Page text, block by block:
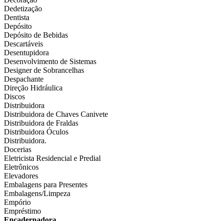
Dedetização
Dentista
Depósito
Depósito de Bebidas
Descartáveis
Desentupidora
Desenvolvimento de Sistemas
Designer de Sobrancelhas
Despachante
Direção Hidráulica
Discos
Distribuidora
Distribuidora de Chaves Canivete
Distribuidora de Fraldas
Distribuidora Óculos
Distribuidora.
Docerias
Eletricista Residencial e Predial
Eletrônicos
Elevadores
Embalagens para Presentes
Embalagens/Limpeza
Empório
Empréstimo